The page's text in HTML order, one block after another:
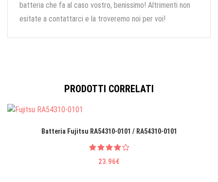
batteria che fa al caso vostro, benissimo! Altrimenti non
esitate a contattarci e la troveremo noi per voi!
PRODOTTI CORRELATI
Batteria Fujitsu RA54310-0101 / RA54310-0101
23.96€